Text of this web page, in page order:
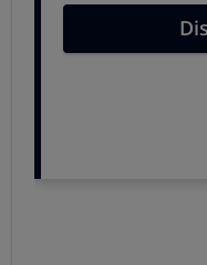
:
dependiendo de su
Rueda de repuesto